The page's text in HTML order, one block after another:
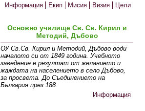
Информация
Екип Мисия Визия Цели
Основно училище Св. Св. Кирил и
Методий, Дъбово
ОУ Св.Св. Кирил и Методий, Дъбово води
началото си от 1849 година. Учебното
заведение е резултат от желанието и
жаждата на населението в село Дъбово,
за просвета. До Съединението на
България през 188
Информация